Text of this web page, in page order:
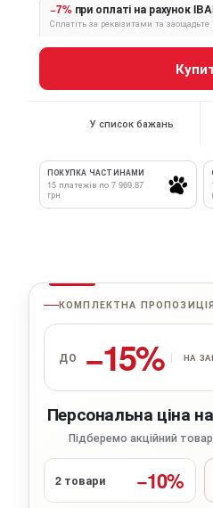
−7% при оплаті на рахунок
Сплатіть за реквізитами та заощадьте
У список бажань
ПОКУПКА ЧАСТИНАМИ
15 платежів по 7 969.87
грн
КОМПЛЕКТНА ПРОПОЗИЦІЯ
ДО −15% НА
Персональна ціна
Підберемо акційний
2 товари −10%